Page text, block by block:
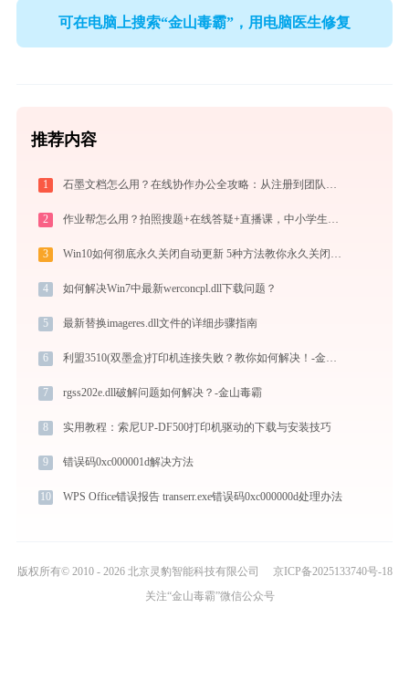
可在电脑上搜索“金山毒霸”，用电脑医生修复
推荐内容
1 石墨文档怎么用？在线协作办公全攻略：从注册到团队高效协同
2 作业帮怎么用？拍照搜题+在线答疑+直播课，中小学生辅导全攻略
3 Win10如何彻底永久关闭自动更新 5种方法教你永久关闭win10自动更新
4 如何解决Win7中最新werconcpl.dll下载问题？
5 最新替换imageres.dll文件的详细步骤指南
6 利盟3510(双墨盒)打印机连接失败？教你如何解决！-金山毒霸
7 rgss202e.dll破解问题如何解决？-金山毒霸
8 实用教程：索尼UP-DF500打印机驱动的下载与安装技巧
9 错误码0xc000001d解决方法
10 WPS Office错误报告 transerr.exe错误码0xc000000d处理办法
版权所有© 2010 - 2026 北京灵豹智能科技有限公司
京ICP备2025133740号-18
关注“金山毒霸”微信公众号